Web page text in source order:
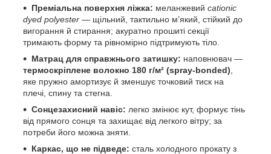
Преміальна поверхня ліжка: меланжевий cationic
dyed polyester — щільний, тактильно м’який, стійкий до
вигорання й стирання; акуратно прошиті секції
тримають форму та рівномірно підтримують тіло.
Матрац для справжнього затишку: наповнювач —
термоскріплене волокно 180 г/м² (spray-bonded)
яке пружно амортизує й зменшує точковий тиск на
плечі, спину та стегна.
Сонцезахисний навіс: легко змінює кут, формує тінь
від прямого сонця та захищає від легкого вітру; за
потреби його можна зняти.
Каркас, що не підведе: сталь холодного прокату з